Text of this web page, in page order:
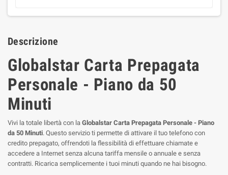
Descrizione
Globalstar Carta Prepagata
Personale - Piano da 50
Minuti
Vivi la totale libertà con la Globalstar Carta Prepagata Personale - Piano
da 50 Minuti. Questo servizio ti permette di attivare il tuo telefono con
credito prepagato, offrendoti la flessibilità di effettuare chiamate e
accedere a Internet senza alcuna tariffa mensile o annuale e senza
contratti. Ricarica semplicemente i tuoi minuti quando ne hai bisogno.